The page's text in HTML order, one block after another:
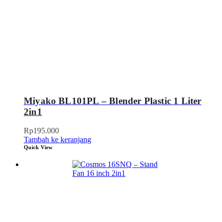
Miyako BL101PL – Blender Plastic 1 Liter
2in1
Rp195.000
Tambah ke keranjang
Quick View